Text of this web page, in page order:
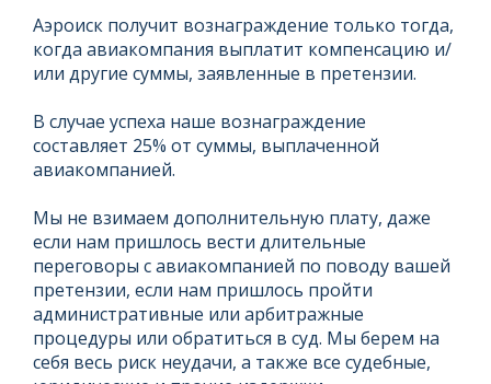
Аэроиск получит вознаграждение только тогда,
когда авиакомпания выплатит компенсацию и/
или другие суммы, заявленные в претензии.
В случае успеха наше вознаграждение
составляет 25% от суммы, выплаченной
авиакомпанией.
Мы не взимаем дополнительную плату, даже
если нам пришлось вести длительные
переговоры с авиакомпанией по поводу вашей
претензии, если нам пришлось пройти
административные или арбитражные
процедуры или обратиться в суд. Мы берем на
себя весь риск неудачи, а также все судебные,